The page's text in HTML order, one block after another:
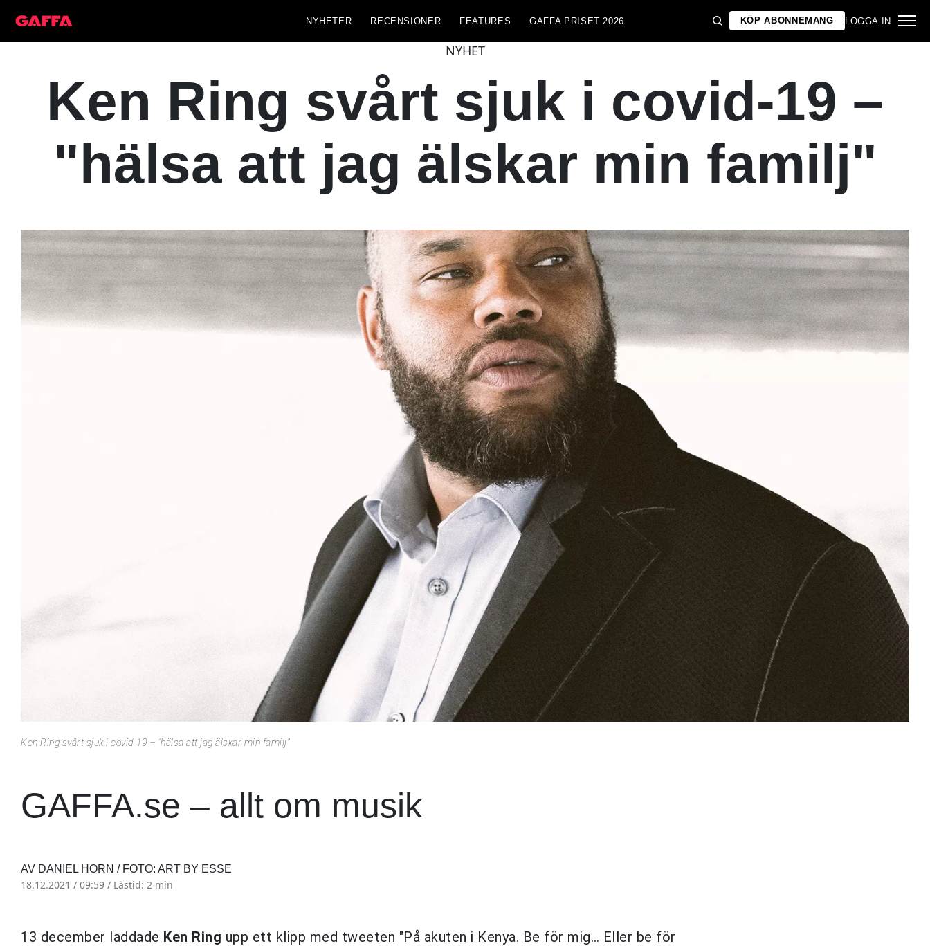
NYHETER RECENSIONER FEATURES GAFFA PRISET 2026 KÖP ABONNEMANG LOGGA IN
NYHET
Ken Ring svårt sjuk i covid-19 –
"hälsa att jag älskar min familj"
Ken Ring svårt sjuk i covid-19 – "hälsa att jag älskar min familj"
GAFFA.se – allt om musik
AV DANIEL HORN / FOTO: ART BY ESSE
18.12.2021 / 09:59 / Lästid: 2 min
13 december laddade Ken Ring upp ett klipp med tweeten "På akuten i Kenya. Be för mig… Eller be för